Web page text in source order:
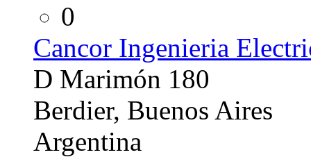
0
Cancor Ingenieria
D Marimón 180
Berdier, Buenos Aires
Argentina